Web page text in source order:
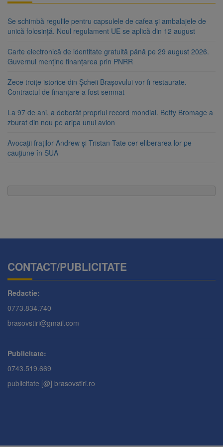
Se schimbă regulile pentru capsulele de cafea și ambalajele de
unică folosință. Noul regulament UE se aplică din 12 august
Carte electronică de identitate gratuită până pe 29 august 2026.
Guvernul menține finanțarea prin PNRR
Zece troițe istorice din Șcheii Brașovului vor fi restaurate.
Contractul de finanțare a fost semnat
La 97 de ani, a doborât propriul record mondial. Betty Bromage a
zburat din nou pe aripa unui avion
Avocații fraților Andrew și Tristan Tate cer eliberarea lor pe
cauțiune în SUA
CONTACT/PUBLICITATE
Redactie:
0773.834.740
brasovstiri@gmail.com
Publicitate:
0743.519.669
publicitate [@] brasovstiri.ro